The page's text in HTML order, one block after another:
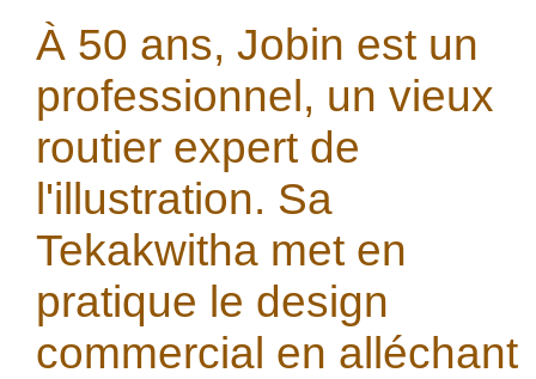
À 50 ans, Jobin est un
professionnel, un vieux
routier expert de
l'illustration. Sa
Tekakwitha met en
pratique le design
commercial en alléchant